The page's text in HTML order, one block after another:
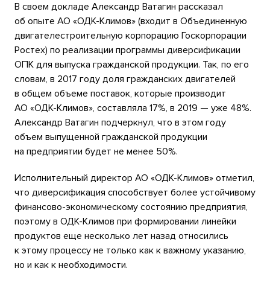
В своем докладе Александр Ватагин рассказал
об опыте АО «ОДК-Климов» (входит в Объединенную
двигателестроительную корпорацию Госкорпорации
Ростех) по реализации программы диверсификации
ОПК для выпуска гражданской продукции. Так, по его
словам, в 2017 году доля гражданских двигателей
в общем объеме поставок, которые производит
АО «ОДК-Климов», составляла 17%, в 2019 — уже 48%.
Александр Ватагин подчеркнул, что в этом году
объем выпущенной гражданской продукции
на предприятии будет не менее 50%.
Исполнительный директор АО «ОДК-Климов» отметил,
что диверсификация способствует более устойчивому
финансово-экономическому состоянию предприятия,
поэтому в ОДК-Климов при формировании линейки
продуктов еще несколько лет назад относились
к этому процессу не только как к важному указанию,
но и как к необходимости.